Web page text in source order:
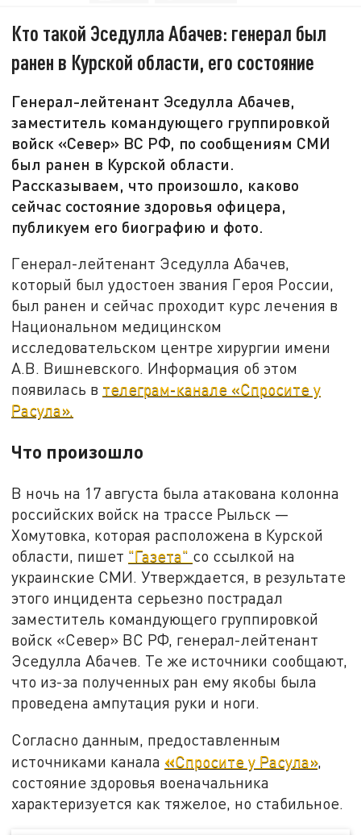
Кто такой Эседулла Абачев: генерал был
ранен в Курской области, его состояние
Генерал-лейтенант Эседулла Абачев,
заместитель командующего группировкой
войск «Север» ВС РФ, по сообщениям СМИ
был ранен в Курской области.
Рассказываем, что произошло, каково
сейчас состояние здоровья офицера,
публикуем его биографию и фото.
Генерал-лейтенант Эседулла Абачев,
который был удостоен звания Героя России,
был ранен и сейчас проходит курс лечения в
Национальном медицинском
исследовательском центре хирургии имени
А.В. Вишневского. Информация об этом
появилась в телеграм-канале «Спросите у
Расула».
Что произошло
В ночь на 17 августа была атакована колонна
российских войск на трассе Рыльск —
Хомутовка, которая расположена в Курской
области, пишет "Газета" со ссылкой на
украинские СМИ. Утверждается, в результате
этого инцидента серьезно пострадал
заместитель командующего группировкой
войск «Север» ВС РФ, генерал-лейтенант
Эседулла Абачев. Те же источники сообщают,
что из-за полученных ран ему якобы была
проведена ампутация руки и ноги.
Согласно данным, предоставленным
источниками канала «Спросите у Расула»,
состояние здоровья военачальника
характеризуется как тяжелое, но стабильное.